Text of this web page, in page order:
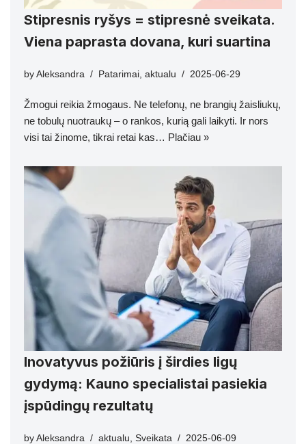
Stipresnis ryšys = stipresnė sveikata.
Viena paprasta dovana, kuri suartina
by Aleksandra Patarimai, aktualu 2025-06-29
Žmogui reikia žmogaus. Ne telefonų, ne brangių žaisliukų,
ne tobulų nuotraukų – o rankos, kurią gali laikyti. Ir nors
visi tai žinome, tikrai retai kas… Plačiau »
Inovatyvus požiūris į širdies ligų
gydymą: Kauno specialistai pasiekia
įspūdingų rezultatų
by Aleksandra aktualu Sveikata 2025-06-09